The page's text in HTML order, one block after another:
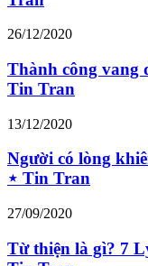
26/12/2020
Thành công vang
Tin Tran
13/12/2020
Người có lòng
⋆ Tin Tran
27/09/2020
Từ thiện là gì? 7